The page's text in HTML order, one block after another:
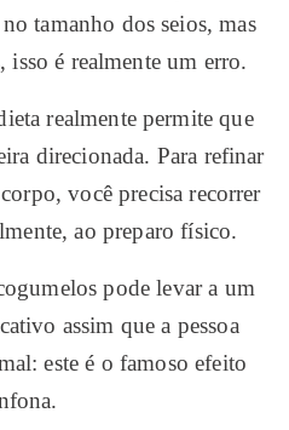
tamanho dos seios, mas
é realmente um erro.
realmente permite que
direcionada. Para refinar
você precisa recorrer
ao preparo físico.
pode levar a um
assim que a pessoa
este é o famoso efeito